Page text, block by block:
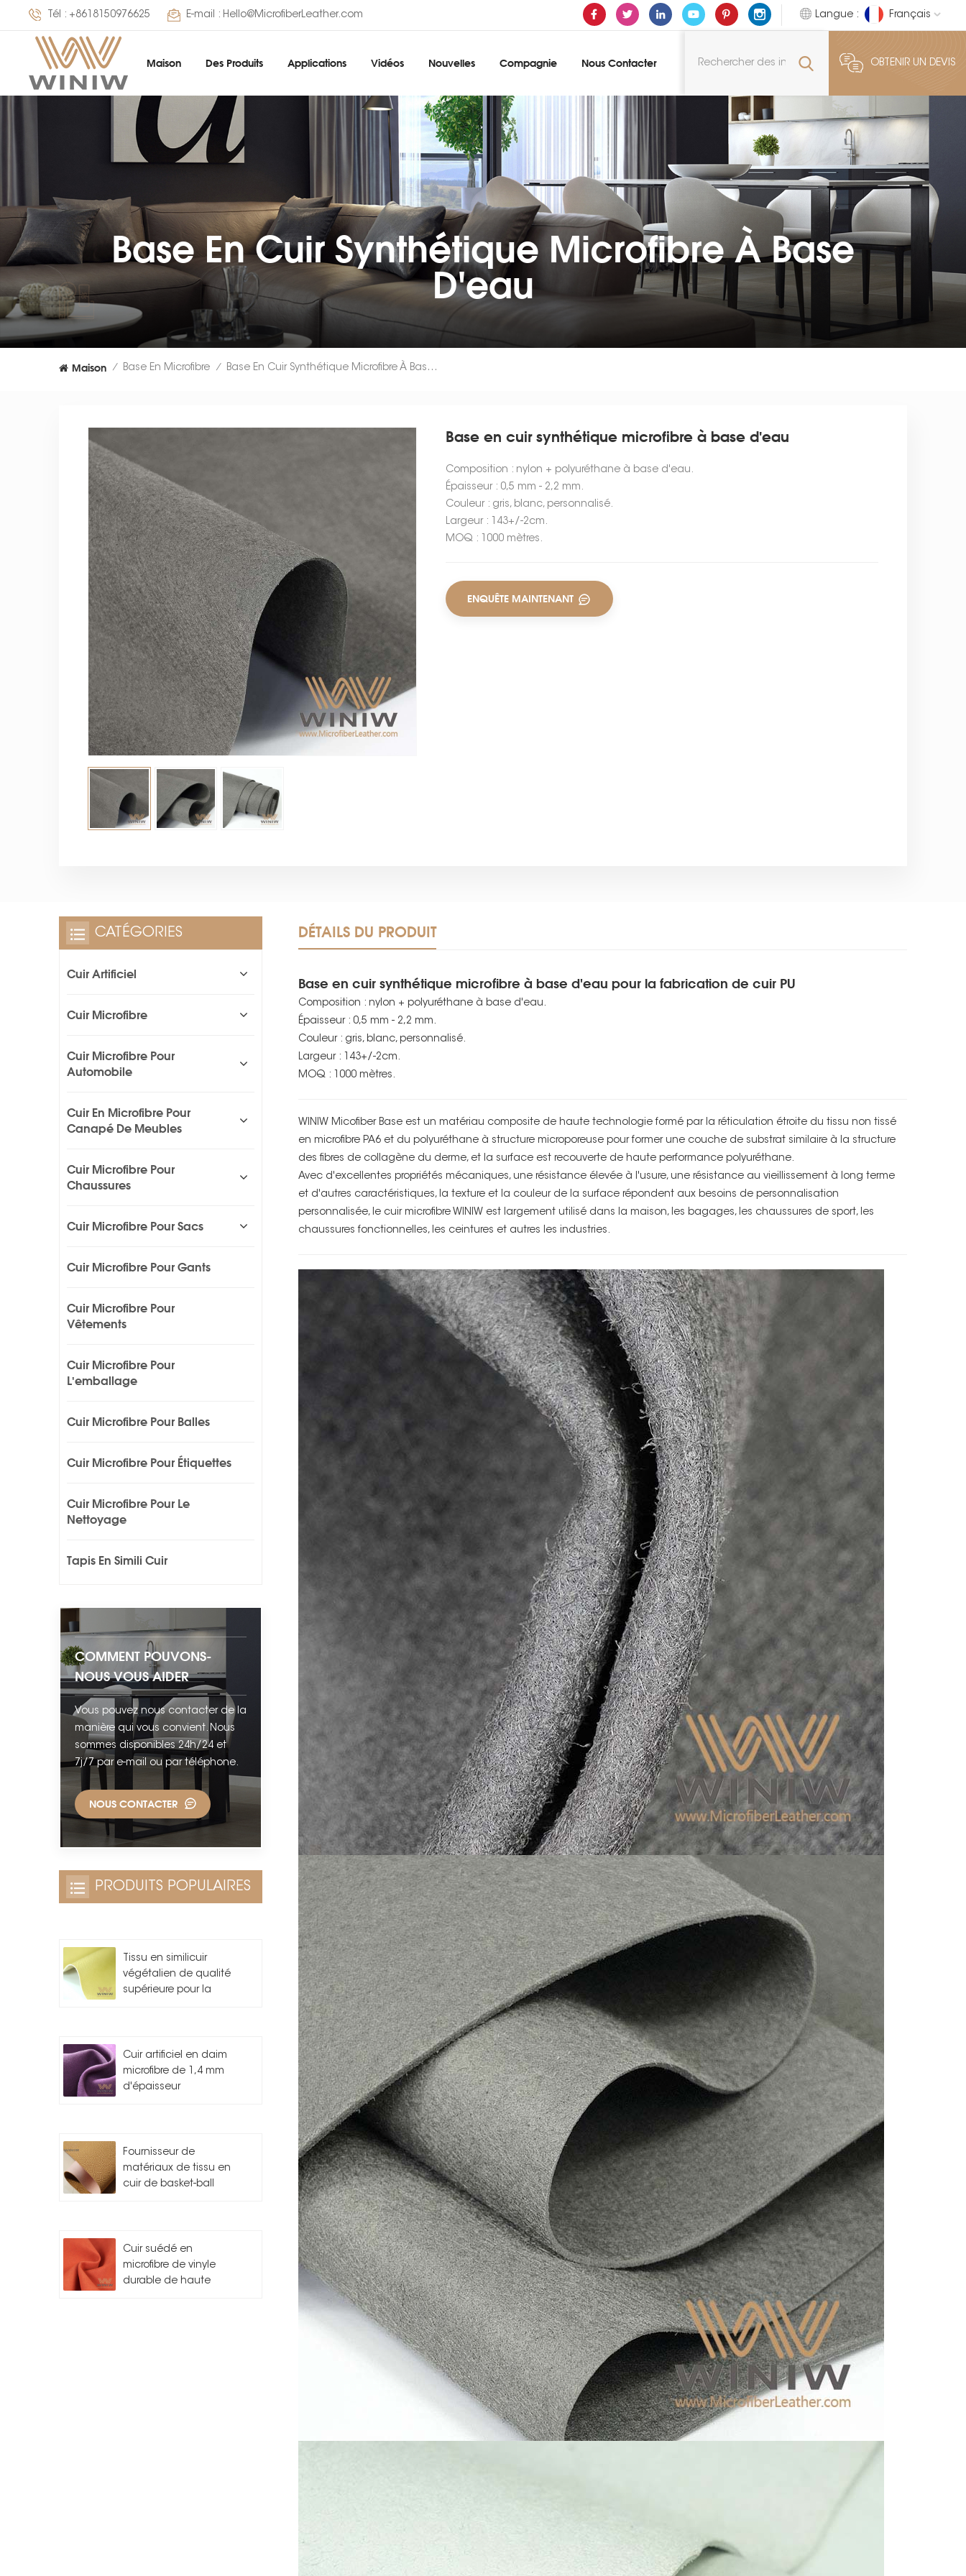
Tél : +8618150976625 E-mail : Hello@MicrofiberLeather.com Langue : Français
OBTENIR UN DEVIS
Maison Des Produits Applications Vidéos Nouvelles Compagnie Nous Contacter
Base En Cuir Synthétique Microfibre À Base
D'eau
Maison / Base En Microfibre / Base En Cuir Synthétique Microfibre À Base D'eau
Base en cuir synthétique microfibre à base d'eau
Composition : nylon + polyuréthane à base d'eau.
Épaisseur : 0,5 mm - 2,2 mm.
Couleur : gris, blanc, personnalisé.
Largeur : 143+/-2cm.
MOQ : 1000 mètres.
ENQUÊTE MAINTENANT
DÉTAILS DU PRODUIT
Base en cuir synthétique microfibre à base d'eau pour la fabrication de cuir PU
Composition : nylon + polyuréthane à base d'eau.
Épaisseur : 0,5 mm - 2,2 mm.
Couleur : gris, blanc, personnalisé.
Largeur : 143+/-2cm.
MOQ : 1000 mètres.
WINIW Micofiber Base est un matériau composite de haute technologie formé par la réticulation étroite du tissu non tissé
en microfibre PA6 et du polyuréthane à structure microporeuse pour former une couche de substrat similaire à la structure
des fibres de collagène du derme, et la surface est recouverte de haute performance polyuréthane.
Avec d'excellentes propriétés mécaniques, une résistance élevée à l'usure, une résistance au vieillissement à long terme
et d'autres caractéristiques, la texture et la couleur de la surface répondent aux besoins de personnalisation
personnalisée, le cuir microfibre WINIW est largement utilisé dans la maison, les bagages, les chaussures de sport, les
chaussures fonctionnelles, les ceintures et autres les industries.
CATÉGORIES
Cuir Artificiel
Cuir Microfibre
Cuir Microfibre Pour
Automobile
Cuir En Microfibre Pour
Canapé De Meubles
Cuir Microfibre Pour
Chaussures
Cuir Microfibre Pour Sacs
Cuir Microfibre Pour Gants
Cuir Microfibre Pour
Vêtements
Cuir Microfibre Pour
L'emballage
Cuir Microfibre Pour Balles
Cuir Microfibre Pour Étiquettes
Cuir Microfibre Pour Le
Nettoyage
Tapis En Simili Cuir
COMMENT POUVONS-
NOUS VOUS AIDER
Vous pouvez nous contacter de la
manière qui vous convient. Nous
sommes disponibles 24h/24 et
7j/7 par e-mail ou par téléphone.
NOUS CONTACTER
PRODUITS POPULAIRES
Tissu en similicuir
végétalien de qualité
supérieure pour la
Cuir artificiel en daim
microfibre de 1,4 mm
d'épaisseur
Fournisseur de
matériaux de tissu en
cuir de basket-ball
Cuir suédé en
microfibre de vinyle
durable de haute